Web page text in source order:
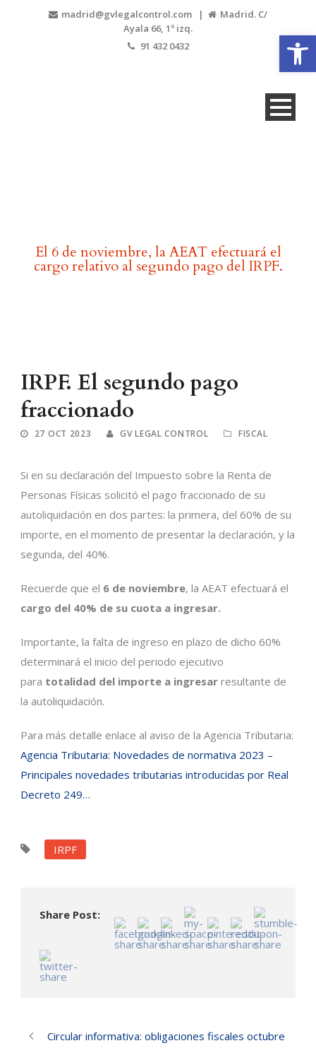
madrid@gvlegalcontrol.com |
Madrid. C/
Ayala 66, 1º izq.
91 432 0432
El 6 de noviembre, la AEAT efectuará el
cargo relativo al segundo pago del IRPF.
IRPF. El segundo pago
fraccionado
27 OCT 2023 GV LEGAL CONTROL FISCAL
Si en su declaración del Impuesto sobre la Renta de
Personas Físicas solicitó el pago fraccionado de su
autoliquidación en dos partes: la primera, del 60% de su
importe, en el momento de presentar la declaración, y la
segunda, del 40%.
Recuerde que el 6 de noviembre, la AEAT efectuará el
cargo del 40% de su cuota a ingresar.
Importante, la falta de ingreso en plazo de dicho 60%
determinará el inicio del periodo ejecutivo
para totalidad del importe a ingresar resultante de
la autoliquidación.
Para más detalle enlace al aviso de la Agencia Tributaria:
Agencia Tributaria: Novedades de normativa 2023 –
Principales novedades tributarias introducidas por Real
Decreto 249…
IRPF
Share Post:
Circular informativa: obligaciones fiscales octubre